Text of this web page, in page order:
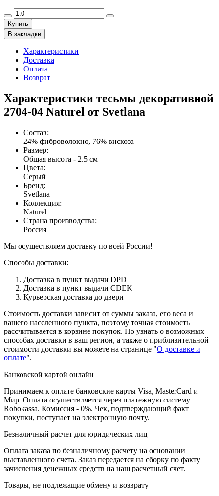
Купить
В закладки
Характеристики
Доставка
Оплата
Возврат
Характеристики тесьмы декоративной
2704-04 Naturel от Svetlana
Состав:
24% фиброволокно, 76% вискоза
Размер:
Общая высота - 2.5 см
Цвета:
Серый
Бренд:
Svetlana
Коллекция:
Naturel
Страна производства:
Россия
Мы осуществляем доставку по всей России!
Способы доставки:
Доставка в пункт выдачи DPD
Доставка в пункт выдачи CDEK
Курьерская доставка до двери
Стоимость доставки зависит от суммы заказа, его веса и
вашего населенного пункта, поэтому точная стоимость
рассчитывается в корзине покупок. Но узнать о возможных
способах доставки в ваш регион, а также о приблизительной
стоимости доставки вы можете на странице "О доставке и
оплате".
Банковской картой онлайн
Принимаем к оплате банковские карты Visa, MasterCard и
Мир. Оплата осуществляется через платежную систему
Robokassa. Комиссия - 0%. Чек, подтверждающий факт
покупки, поступает на электронную почту.
Безналичный расчет для юридических лиц
Оплата заказа по безналичному расчету на основании
выставленного счета. Заказ передается на сборку по факту
зачисления денежных средств на наш расчетный счет.
Товары, не подлежащие обмену и возврату